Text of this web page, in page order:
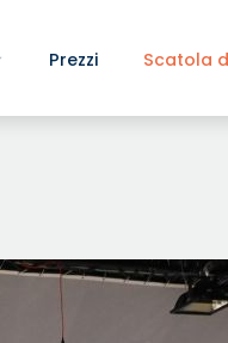
Prezzi Scatola